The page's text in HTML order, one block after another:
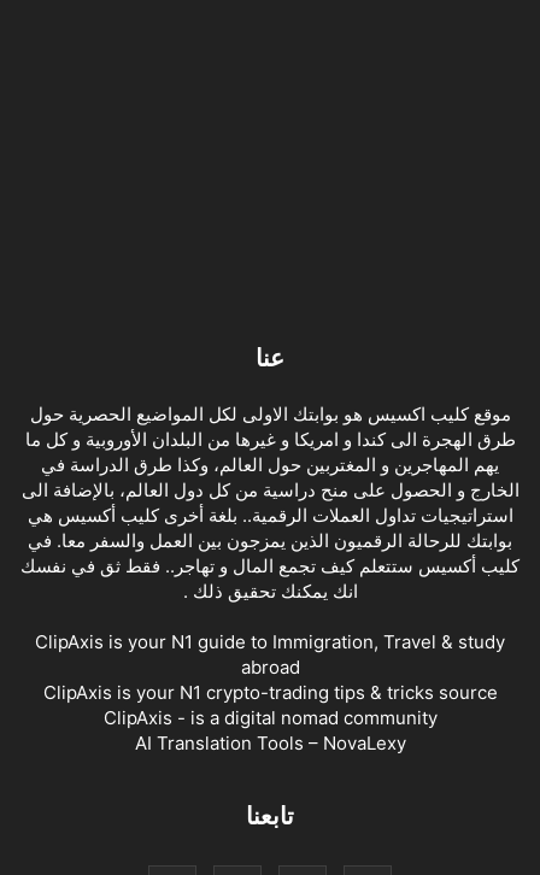
عنا
موقع كليب اكسيس هو بوابتك الاولى لكل المواضيع الحصرية حول
طرق الهجرة الى كندا و امريكا و غيرها من البلدان الأوروبية و كل ما
يهم المهاجرين و المغتربين حول العالم، وكذا طرق الدراسة في
الخارج و الحصول على منح دراسية من كل دول العالم، بالإضافة الى
استراتيجيات تداول العملات الرقمية.. بلغة أخرى كليب أكسيس هي
بوابتك للرحالة الرقميون الذين يمزجون بين العمل والسفر معا. في
كليب أكسيس ستتعلم كيف تجمع المال و تهاجر.. فقط ثق في نفسك
انك يمكنك تحقيق ذلك .
ClipAxis is your N1 guide to Immigration, Travel & study
abroad
ClipAxis is your N1 crypto-trading tips & tricks source
ClipAxis - is a digital nomad community
AI Translation Tools – NovaLexy
تابعنا